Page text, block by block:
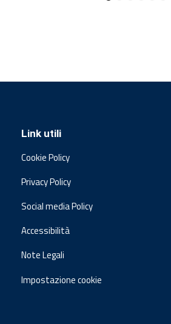
Link utili
Cookie Policy
Privacy Policy
Social media Policy
Accessibilità
Note Legali
Impostazione cookie